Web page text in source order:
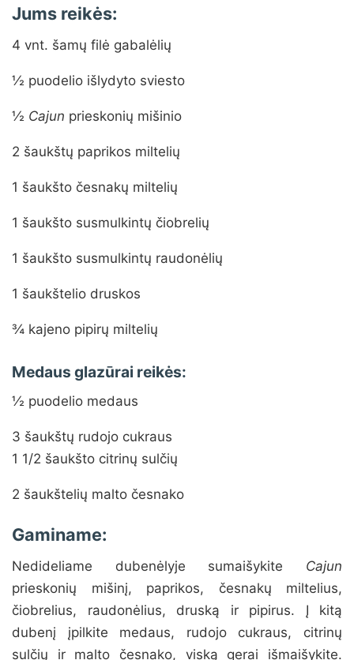
Jums reikės:
4 vnt. šamų filė gabalėlių
½ puodelio išlydyto sviesto
½ Cajun prieskonių mišinio
2 šaukštų paprikos miltelių
1 šaukšto česnakų miltelių
1 šaukšto susmulkintų čiobrelių
1 šaukšto susmulkintų raudonėlių
1 šaukštelio druskos
¾ kajeno pipirų miltelių
Medaus glazūrai reikės:
½ puodelio medaus
3 šaukštų rudojo cukraus
1 1/2 šaukšto citrinų sulčių
2 šaukštelių malto česnako
Gaminame:
Nedideliame dubenėlyje sumaišykite Cajun
prieskonių mišinį, paprikos, česnakų miltelius,
čiobrelius, raudonėlius, druską ir pipirus. Į kitą
dubenį įpilkite medaus, rudojo cukraus, citrinų
sulčių ir malto česnako, viską gerai išmaišykite.